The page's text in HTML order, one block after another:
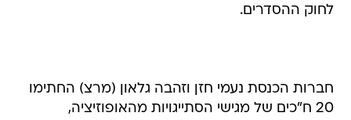
לחוק ההסדרים.
חברות הכנסת נעמי חזן וזהבה גלאון (מרצ) החתימו
20 ח"כים של מגישי הסתייגויות מהאופוזיציה,